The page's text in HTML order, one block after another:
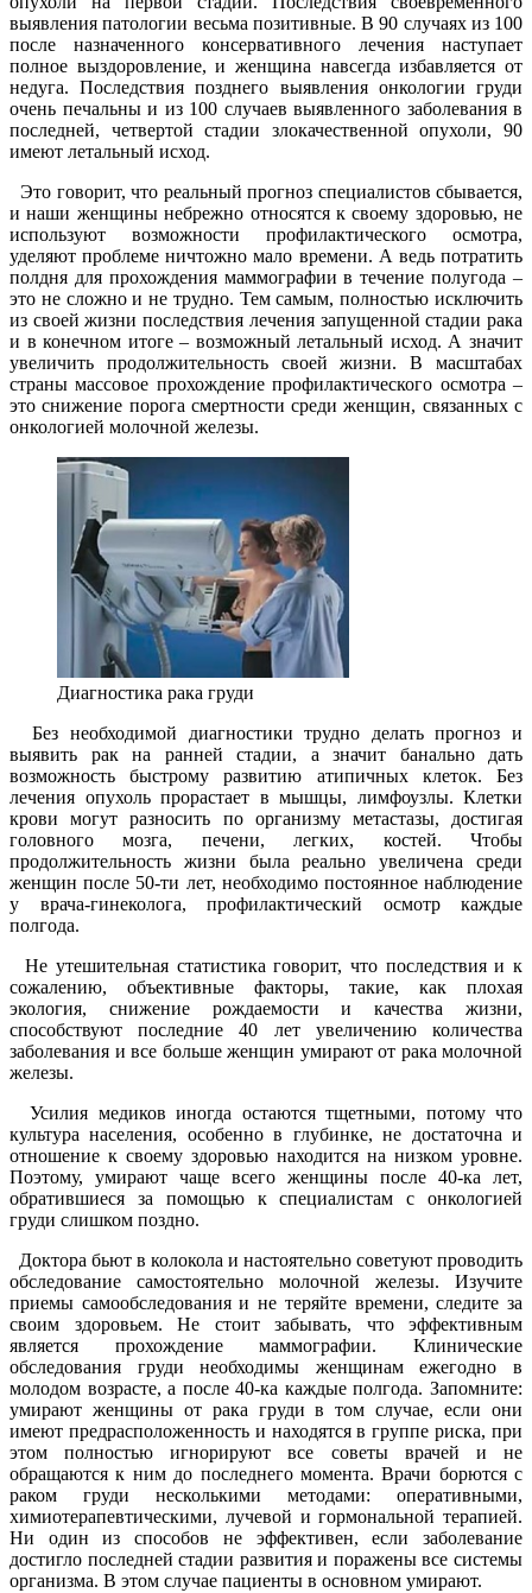
выявления патологии весьма позитивные. В 90 случаях из 100
после назначенного консервативного лечения наступает
полное выздоровление, и женщина навсегда избавляется от
недуга. Последствия позднего выявления онкологии груди
очень печальны и из 100 случаев выявленного заболевания в
последней, четвертой стадии злокачественной опухоли, 90
имеют летальный исход.
Это говорит, что реальный прогноз специалистов сбывается,
и наши женщины небрежно относятся к своему здоровью, не
используют возможности профилактического осмотра,
уделяют проблеме ничтожно мало времени. А ведь потратить
полдня для прохождения маммографии в течение полугода –
это не сложно и не трудно. Тем самым, полностью исключить
из своей жизни последствия лечения запущенной стадии рака
и в конечном итоге – возможный летальный исход. А значит
увеличить продолжительность своей жизни. В масштабах
страны массовое прохождение профилактического осмотра –
это снижение порога смертности среди женщин, связанных с
онкологией молочной железы.
Диагностика рака груди
Без необходимой диагностики трудно делать прогноз и
выявить рак на ранней стадии, а значит банально дать
возможность быстрому развитию атипичных клеток. Без
лечения опухоль прорастает в мышцы, лимфоузлы. Клетки
крови могут разносить по организму метастазы, достигая
головного мозга, печени, легких, костей. Чтобы
продолжительность жизни была реально увеличена среди
женщин после 50-ти лет, необходимо постоянное наблюдение
у врача-гинеколога, профилактический осмотр каждые
полгода.
Не утешительная статистика говорит, что последствия и к
сожалению, объективные факторы, такие, как плохая
экология, снижение рождаемости и качества жизни,
способствуют последние 40 лет увеличению количества
заболевания и все больше женщин умирают от рака молочной
железы.
Усилия медиков иногда остаются тщетными, потому что
культура населения, особенно в глубинке, не достаточна и
отношение к своему здоровью находится на низком уровне.
Поэтому, умирают чаще всего женщины после 40-ка лет,
обратившиеся за помощью к специалистам с онкологией
груди слишком поздно.
Доктора бьют в колокола и настоятельно советуют проводить
обследование самостоятельно молочной железы. Изучите
приемы самообследования и не теряйте времени, следите за
своим здоровьем. Не стоит забывать, что эффективным
является прохождение маммографии. Клинические
обследования груди необходимы женщинам ежегодно в
молодом возрасте, а после 40-ка каждые полгода. Запомните:
умирают женщины от рака груди в том случае, если они
имеют предрасположенность и находятся в группе риска, при
этом полностью игнорируют все советы врачей и не
обращаются к ним до последнего момента. Врачи борются с
раком груди несколькими методами: оперативными,
химиотерапевтическими, лучевой и гормональной терапией.
Ни один из способов не эффективен, если заболевание
достигло последней стадии развития и поражены все системы
организма. В этом случае пациенты в основном умирают.